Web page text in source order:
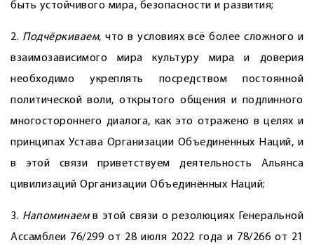
быть устойчивого мира, безопасности и развития;
2. Подчёркиваем, что в условиях всё более сложного и
взаимозависимого мира культуру мира и доверия
необходимо укреплять посредством постоянной
политической воли, открытого общения и подлинного
многостороннего диалога, как это отражено в целях и
принципах Устава Организации Объединённых Наций, и
в этой связи приветствуем деятельность Альянса
цивилизаций Организации Объединённых Наций;
3. Напоминаемв этой связи о резолюциях Генеральной
Ассамблеи 76/299 от 28 июля 2022 года и 78/266 от 21